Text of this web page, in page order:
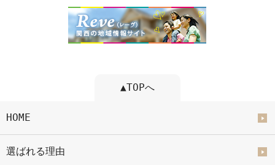
▲TOPへ
HOME
選ばれる理由